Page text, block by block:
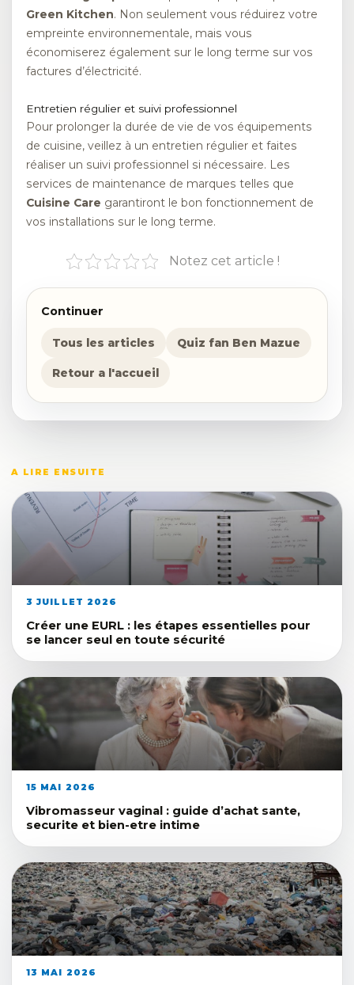
Green Kitchen. Non seulement vous réduirez votre
empreinte environnementale, mais vous
économiserez également sur le long terme sur vos
factures d’électricité.
Entretien régulier et suivi professionnel
Pour prolonger la durée de vie de vos équipements
de cuisine, veillez à un entretien régulier et faites
réaliser un suivi professionnel si nécessaire. Les
services de maintenance de marques telles que
Cuisine Care garantiront le bon fonctionnement de
vos installations sur le long terme.
Notez cet article !
Continuer
Tous les articles Quiz fan Ben Mazue
Retour a l'accueil
A LIRE ENSUITE
3 JUILLET 2026
Créer une EURL : les étapes essentielles pour
se lancer seul en toute sécurité
15 MAI 2026
Vibromasseur vaginal : guide d’achat sante,
securite et bien-etre intime
13 MAI 2026